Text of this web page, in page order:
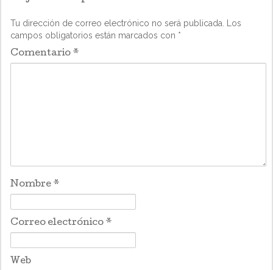
Tu dirección de correo electrónico no será publicada.
Los
campos obligatorios están marcados con *
Comentario *
Nombre *
Correo electrónico *
Web